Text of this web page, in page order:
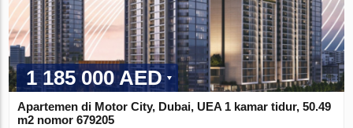
1 185 000 AED
Apartemen di Motor City, Dubai, UEA 1 kamar tidur, 50.49
m2 nomor 679205